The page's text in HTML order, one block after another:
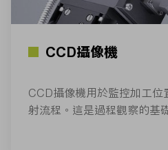
CCD攝像機
CCD攝像機用於監控加工位
射流程。這是過程觀察的基